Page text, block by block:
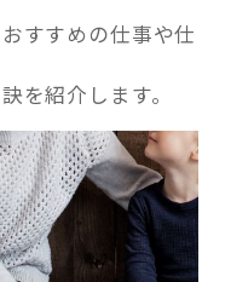
すすめの仕事や仕
を紹介します。